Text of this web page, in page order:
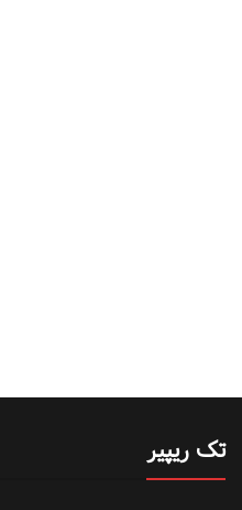
تک ریپیر